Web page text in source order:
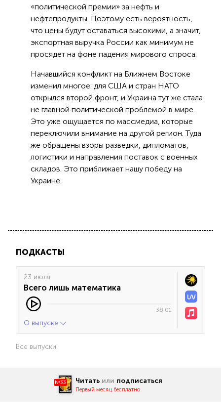
«политической премии» за нефть и
нефтепродукты. Поэтому есть вероятность,
что цены будут оставаться высокими, а значит,
экспортная выручка России как минимум не
просядет на фоне падения мирового спроса.
Начавшийся конфликт на Ближнем Востоке
изменил многое: для США и стран НАТО
открылся второй фронт, и Украина тут же стала
не главной политической проблемой в мире.
Это уже ощущается по массмедиа, которые
переключили внимание на другой регион. Туда
же обращены взоры разведки, дипломатов,
логистики и направления поставок с военных
складов. Это приближает нашу победу на
Украине.
ПОДКАСТЫ
23 июля
Всего лишь математика
38:01
О выпуске
Все выпуски
№33 Читать или подписаться
Первый месяц бесплатно